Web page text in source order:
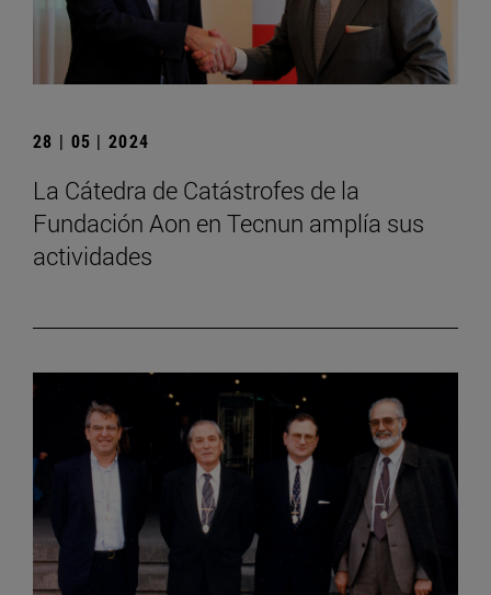
28 | 05 | 2024
La Cátedra de Catástrofes de la
Fundación Aon en Tecnun amplía sus
actividades